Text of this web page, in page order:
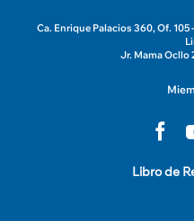
Ca. Enrique Palacios 360, Of.
Jr. Mama Ocllo
Libro de